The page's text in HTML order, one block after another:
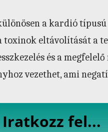
a kardió
toxinok eltávolítását a
és a
vezethet, ami
Iratkozz fel...